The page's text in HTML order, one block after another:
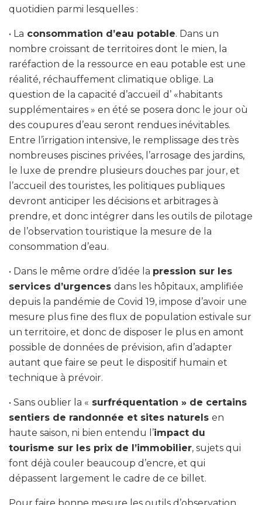
quotidien parmi lesquelles :
• La consommation d’eau potable. Dans un
nombre croissant de territoires dont le mien, la
raréfaction de la ressource en eau potable est une
réalité, réchauffement climatique oblige. La
question de la capacité d’accueil d’ «habitants
supplémentaires » en été se posera donc le jour où
des coupures d’eau seront rendues inévitables.
Entre l’irrigation intensive, le remplissage des très
nombreuses piscines privées, l’arrosage des jardins,
le luxe de prendre plusieurs douches par jour, et
l’accueil des touristes, les politiques publiques
devront anticiper les décisions et arbitrages à
prendre, et donc intégrer dans les outils de pilotage
de l’observation touristique la mesure de la
consommation d’eau.
• Dans le même ordre d’idée la pression sur les
services d’urgences dans les hôpitaux, amplifiée
depuis la pandémie de Covid 19, impose d’avoir une
mesure plus fine des flux de population estivale sur
un territoire, et donc de disposer le plus en amont
possible de données de prévision, afin d’adapter
autant que faire se peut le dispositif humain et
technique à prévoir.
• Sans oublier la « surfréquentation » de certains
sentiers de randonnée et sites naturels en
haute saison, ni bien entendu l’impact du
tourisme sur les prix de l’immobilier, sujets qui
font déjà couler beaucoup d’encre, et qui
dépassent largement le cadre de ce billet.